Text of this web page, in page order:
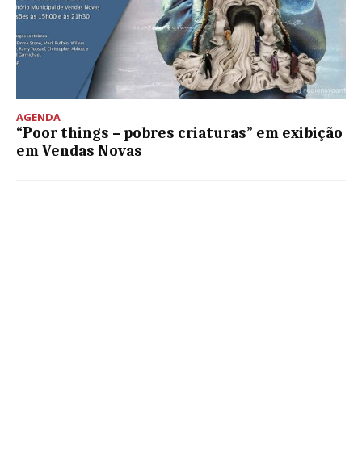
AGENDA
“Poor things – pobres criaturas” em exibição
em Vendas Novas